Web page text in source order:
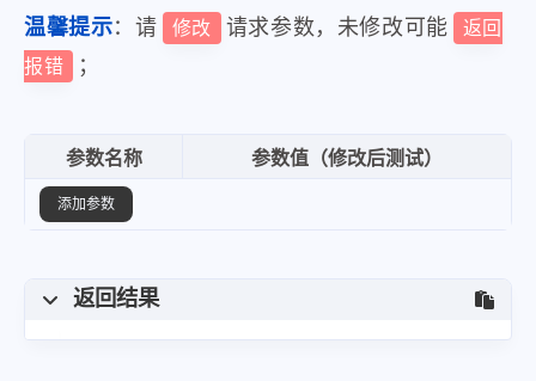
温馨提示：请 修改 请求参数，未修改可能
返回
报错
；
参数名称 参数值（修改后测试）
添加参数
返回结果